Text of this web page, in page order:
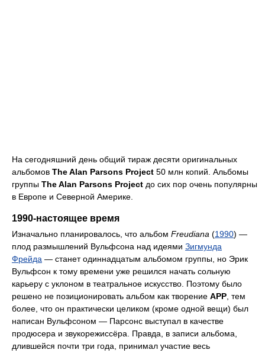
На сегодняшний день общий тираж десяти оригинальных
альбомов The Alan Parsons Project 50 млн копий. Альбомы
группы The Alan Parsons Project до сих пор очень популярны
в Европе и Северной Америке.
1990-настоящее время
Изначально планировалось, что альбом Freudiana (1990) —
плод размышлений Вульфсона над идеями Зигмунда
Фрейда — станет одиннадцатым альбомом группы, но Эрик
Вульфсон к тому времени уже решился начать сольную
карьеру с уклоном в театральное искусство. Поэтому было
решено не позиционировать альбом как творение APP, тем
более, что он практически целиком (кроме одной вещи) был
написан Вульфсоном — Парсонс выступал в качестве
продюсера и звукорежиссёра. Правда, в записи альбома,
длившейся почти три года, принимал участие весь